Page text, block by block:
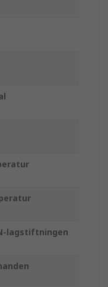
lagstiftningen